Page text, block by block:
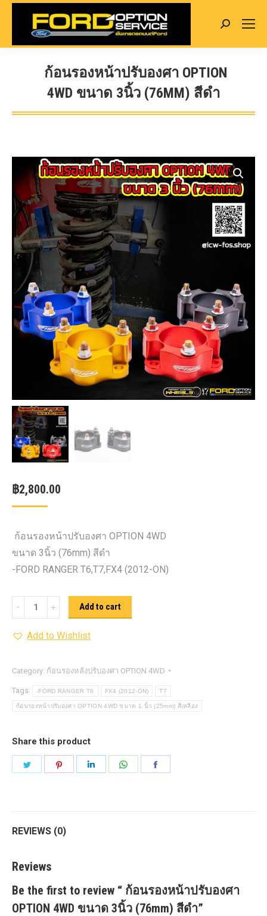
Search:
ก้อนรองหน้าปรับองศา OPTION
4WD ขนาด 3นิ้ว (76MM) สีดำ
You are here:
฿2,800.00
ก้อนรองหน้าปรับองศา OPTION 4WD
ขนาด 3นิ้ว (76mm) สีดำ
-FORD RANGER T6,T7,FX4 (2012-ON)
รอง
หน้า
องศา
OPTION
4WD ขนาด
(76mm)
สีดำ
quantity
Add to cart
Add to Wishlist
Category: ก้อนรองหลังปรับองศา OPTION 4WD
Tags: -FORD RANGER T6 FX4 (2012-ON) T7
ก้อนรองหน้าปรับองศา OPTION 4WD ขนาด 1 นิ้ว (25mm) สีเหลือง
Share this product
REVIEWS (0)
Reviews
Be the first to review “ ก้อนรองหน้าปรับองศา
OPTION 4WD ขนาด 3นิ้ว (76mm) สีดำ”